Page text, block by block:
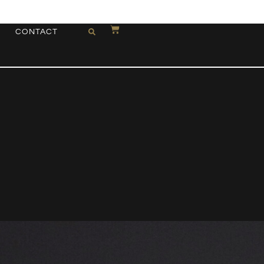
CONTACT